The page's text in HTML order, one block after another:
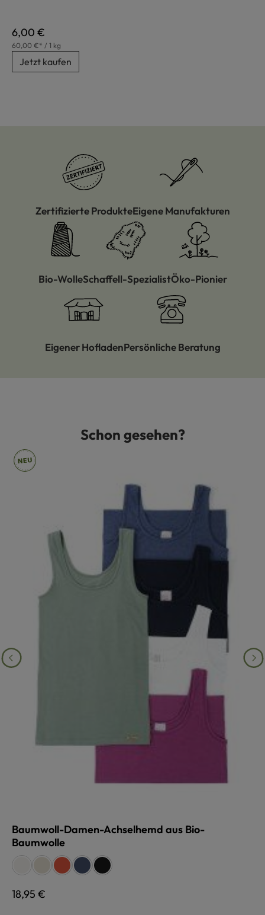
Regulärer Preis:
6,00 €
60,00 €* / 1 kg
Jetzt kaufen
Zertifizierte ProdukteEigene Manufakturen
Bio-WolleSchaffell-SpezialistÖko-Pionier
Eigener HofladenPersönliche Beratung
Produktgalerie überspringenSchon gesehen?
Baumwoll-Damen-Achselhemd aus Bio-
Baumwolle
Farbe auswählen
weiß naturmeliert
korallemarinemeliert
schwarz
Regulärer Preis:
18,95 €